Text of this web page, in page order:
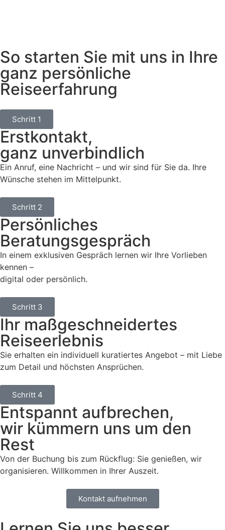
So starten Sie mit uns in Ihre
ganz persönliche
Reiseerfahrung
Schritt 1
Erstkontakt,
ganz unverbindlich
Ein Anruf, eine Nachricht – und wir sind für Sie da. Ihre
Wünsche stehen im Mittelpunkt.
Schritt 2
Persönliches
Beratungsgespräch
In einem exklusiven Gespräch lernen wir Ihre Vorlieben
kennen –
digital oder persönlich.
Schritt 3
Ihr maßgeschneidertes
Reiseerlebnis
Sie erhalten ein individuell kuratiertes Angebot – mit Liebe
zum Detail und höchsten Ansprüchen.
Schritt 4
Entspannt aufbrechen,
wir kümmern uns um den
Rest
Von der Buchung bis zum Rückflug: Sie genießen, wir
organisieren. Willkommen in Ihrer Auszeit.
Kontakt aufnehmen